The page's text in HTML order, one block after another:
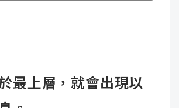
最上層，就會出現以